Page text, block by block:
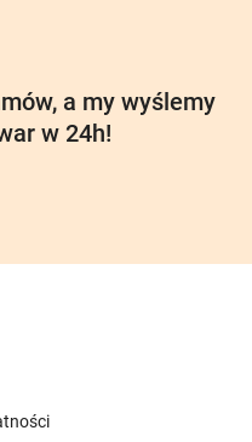
a my wyślemy
w 24h!